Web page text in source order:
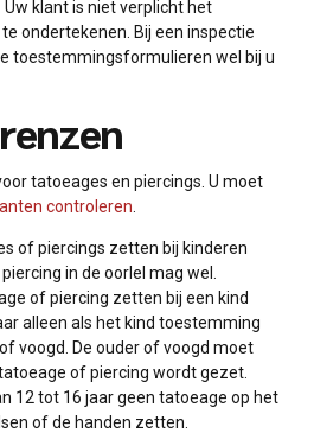
klant is niet verplicht het
ondertekenen. Bij een inspectie
toestemmingsformulieren wel bij u
tatoeages en piercings. U moet
controleren
of piercings zetten bij kinderen
in de oorlel mag wel.
of piercing zetten bij een kind
alleen als het kind toestemming
voogd. De ouder of voogd moet
of piercing wordt gezet.
12 tot 16 jaar geen tatoeage op het
of de handen zetten.